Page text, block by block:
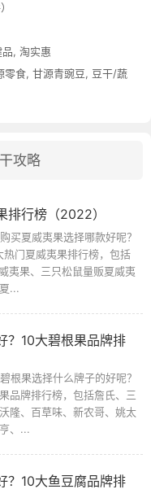
, 淘实惠
零食, 甘源青豌豆, 豆干/蔬
攻略
排行榜（2022）
买夏威夷果选择哪款好呢？
门夏威夷果排行榜，包括
夷果、三只松鼠量贩夏威夷
...
？10大碧根果品牌排
根果选择什么牌子的好呢？
品牌排行榜，包括詹氏、三
隆、百草味、新农哥、姚太
、...
？10大鱼豆腐品牌排